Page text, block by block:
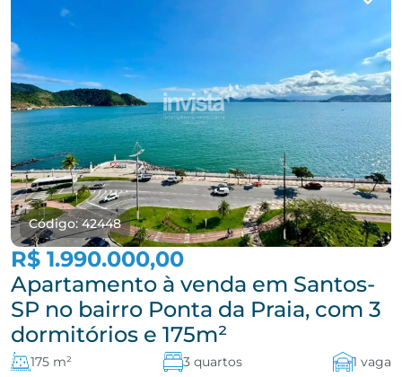
Código: 42448
R$ 1.990.000,00
Apartamento à venda em Santos-
SP no bairro Ponta da Praia, com 3
dormitórios e 175m²
175 m² 3 quartos 1 vaga